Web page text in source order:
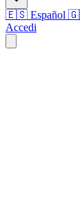
🇪🇸 Español
Accedi